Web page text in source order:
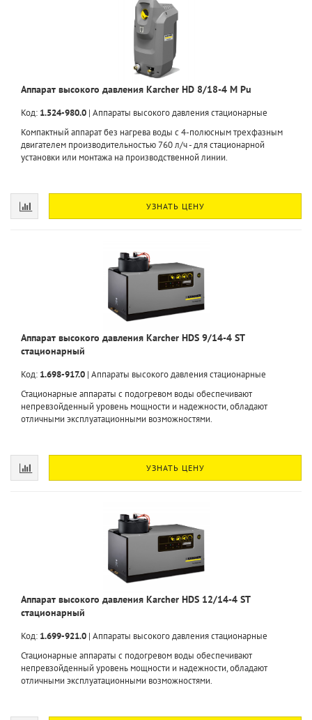
Аппарат высокого давления Karcher HD 8/18-4 М Pu
Код: 1.524-980.0 | Аппараты высокого давления стационарные
Компактный аппарат без нагрева воды с 4-полюсным трехфазным
двигателем производительностью 760 л/ч - для стационарной
установки или монтажа на производственной линии.
УЗНАТЬ ЦЕНУ
Аппарат высокого давления Karcher HDS 9/14-4 ST
стационарный
Код: 1.698-917.0 | Аппараты высокого давления стационарные
Стационарные аппараты с подогревом воды обеспечивают
непревзойденный уровень мощности и надежности, обладают
отличными эксплуатационными возможностями.
УЗНАТЬ ЦЕНУ
Аппарат высокого давления Karcher HDS 12/14-4 ST
стационарный
Код: 1.699-921.0 | Аппараты высокого давления стационарные
Стационарные аппараты с подогревом воды обеспечивают
непревзойденный уровень мощности и надежности, обладают
отличными эксплуатационными возможностями.